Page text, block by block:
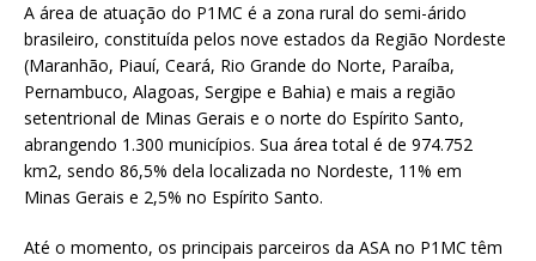
A área de atuação do P1MC é a zona rural do semi-árido
brasileiro, constituída pelos nove estados da Região Nordeste
(Maranhão, Piauí, Ceará, Rio Grande do Norte, Paraíba,
Pernambuco, Alagoas, Sergipe e Bahia) e mais a região
setentrional de Minas Gerais e o norte do Espírito Santo,
abrangendo 1.300 municípios. Sua área total é de 974.752
km2, sendo 86,5% dela localizada no Nordeste, 11% em
Minas Gerais e 2,5% no Espírito Santo.
Até o momento, os principais parceiros da ASA no P1MC têm